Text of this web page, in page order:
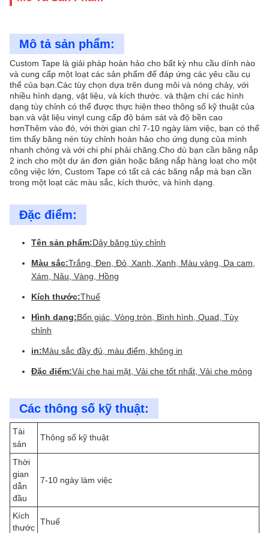
Mô tả sản phẩm:
Custom Tape là giải pháp hoàn hảo cho bất kỳ nhu cầu dính nào
và cung cấp một loạt các sản phẩm để đáp ứng các yêu cầu cụ
thể của bạn.Các tùy chọn dựa trên dung môi và nóng chảy, với
nhiều hình dạng, vật liệu, và kích thước. và thậm chí các hình
dạng tùy chỉnh có thể được thực hiện theo thông số kỹ thuật của
bạn.và vật liệu vinyl cung cấp độ bám sát và độ bền cao
hơnThêm vào đó, với thời gian chỉ 7-10 ngày làm việc, bạn có thể
tìm thấy băng nén tùy chỉnh hoàn hảo cho ứng dụng của mình
nhanh chóng và với chi phí phải chăng.Cho dù bạn cần băng nắp
2 inch cho một dự án đơn giản hoặc băng nắp hàng loạt cho một
công việc lớn, Custom Tape có tất cả các băng nắp mà bạn cần
trong một loạt các màu sắc, kích thước, và hình dạng.
Đặc điểm:
Tên sản phẩm:Dây băng tùy chỉnh
Màu sắc:Trắng, Đen, Đỏ, Xanh, Xanh, Màu vàng, Da cam,
Xám, Nâu, Vàng, Hồng
Kích thước:Thuế
Hình dạng:Bốn giác, Vòng tròn, Bình hình, Quad, Tùy
chỉnh
in:Màu sắc đầy đủ, màu điểm, không in
Đặc điểm:Vải che hai mặt, Vải che tốt nhất, Vải che mỏng
Các thông số kỹ thuật:
Tài
sản
Thông số kỹ thuật
Thời
gian
dẫn
đầu
7-10 ngày làm việc
Kích
thước
Thuế